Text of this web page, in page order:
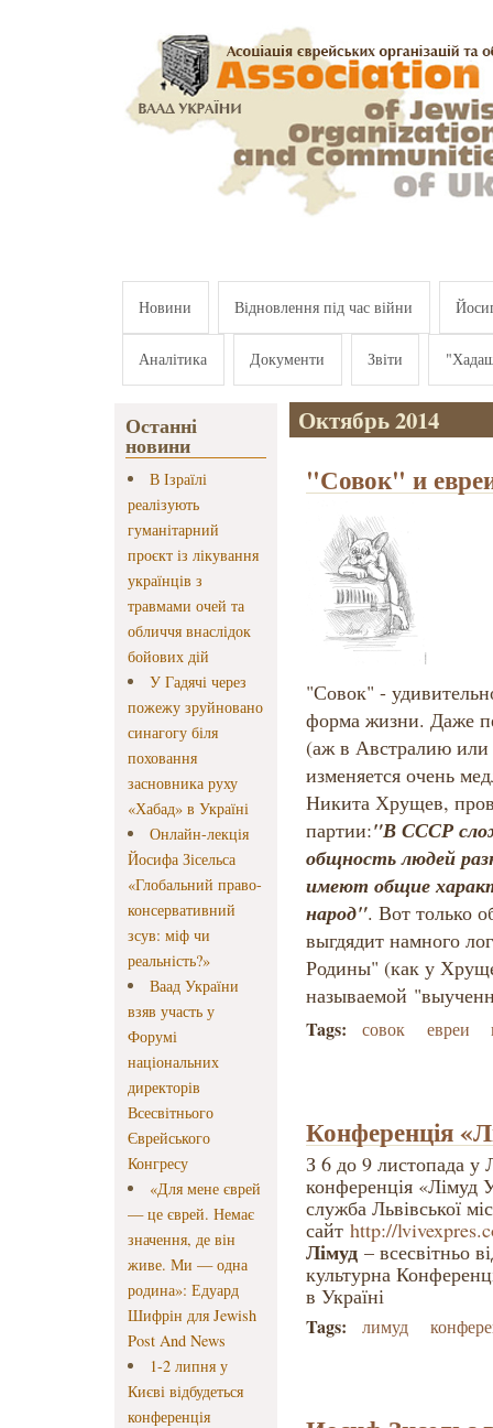
Новини Відновлення під час війни
Аналітика Документи Звіти
Останні
новини
В Ізраїлі
реалізують
гуманітарний
проєкт із лікування
українців з
травмами очей та
обличчя внаслідок
бойових дій
У Гадячі через
пожежу зруйновано
синагогу біля
поховання
засновника руху
«Хабад» в Україні
Онлайн-лекція
Йосифа Зісельса
«Глобальний право-
консервативний
зсув: міф чи
реальність?»
Ваад України
взяв участь у
Форумі
національних
директорів
Всесвітнього
Єврейського
Конгресу
«Для мене єврей
— це єврей. Немає
значення, де він
живе. Ми — одна
родина»: Едуард
Шифрін для Jewish
Post And News
1-2 липня у
Києві відбудеться
конференція
Октябрь 2014
"Совок" и
"Совок" -
форма жизни. Даже
(аж в Австралию
изменяется очень
Никита Хрущев,
партии:"В СССР
общность людей
имеют общие
народ". Вот только
выгдядит намного
Родины" (как у
называемой
Tags: совок евреи
Конференція
З 6 до 9 листопада у
конференція «Лімуд
служба Львівської
сайтhttp://
Лімуд– всесвітньо
культурна
в Україні
Tags: лимуд